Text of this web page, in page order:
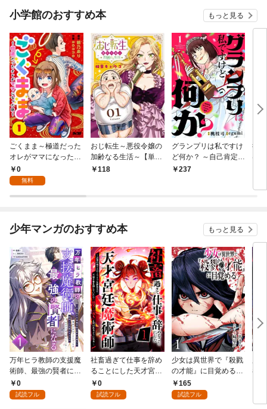
小学館のおすすめ本 もっと見る
ごくまま～極道だった
オレがママになった話
～【単話】（１）
0
無料
おじ転生～悪役令嬢の
加齢なる生活～【単
話】（１）
118
グランプリは私ですけ
ど何か？ ～自己肯定モ
ンスターのミスコン無
237
後
は
少年マンガのおすすめ本 もっと見る
万年ヒラ教師の支援魔
術師、最強の賢者にな
る～不人気の支援魔術
師は給料泥棒だと魔術
0
試読フル
社畜過ぎて仕事を辞め
ることにした天才宮廷
魔術師～辺境の地でス
ローライフを夢見る
0
試読フル
少女は異世界で『殺戮
の才能』に目覚める
(話売り) #1
165
試読フル
者